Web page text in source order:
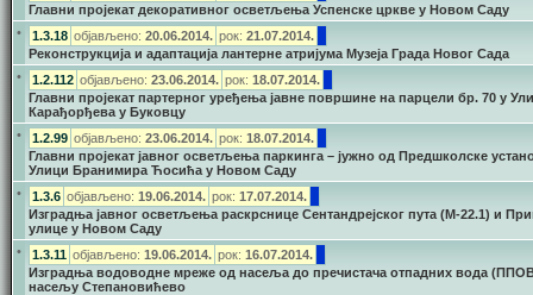
Главни пројекат декоративног осветљења Успенске цркве у Новом Саду
•
1.3.18 објављено: 20.06.2014. рок: 21.07.2014.
Реконструкција и адаптација лантерне атријума Музеја Града Новог Сада
•
1.2.112 објављено: 23.06.2014. рок: 18.07.2014.
Главни пројекат партерног уређења јавне површине на парцели бр. 70 у
Карађорђева у Буковцу
•
1.2.99 објављено: 23.06.2014. рок: 18.07.2014.
Главни пројекат јавног осветљења паркинга – јужно од Предшколске
Улици Бранимира Ћосића у Новом Саду
•
1.3.6 објављено: 19.06.2014. рок: 17.07.2014.
Изградња јавног осветљења раскрснице Сентандрејског пута (М-22.1) и
улице у Новом Саду
•
1.3.11 објављено: 19.06.2014. рок: 16.07.2014.
Изградња водоводне мреже од насеља до пречистача отпадних вода
насељу Степановићево